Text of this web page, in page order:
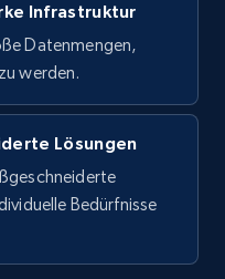
by specific
time, Digg
Comment
Infrastruktur
Datenmengen,
werden.
Lösungen
Bedürfnisse